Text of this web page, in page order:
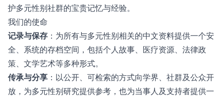
护多元性别社群的宝贵记忆与经验。
我们的使命
记录与保存 ：为所有与多元性别相关的中文资料提供一个安
全、系统的存档空间，包括个人故事、医疗资源、法律政
策、文学艺术等多种形式。
传承与分享 ：以公开、可检索的方式向学界、社群及公众开
放，为多元性别研究提供参考，也为当事人及支持者提供一